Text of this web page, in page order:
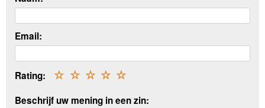
Email:
Rating: ☆
☆
☆
☆
☆
Beschrijf uw mening in een zin: